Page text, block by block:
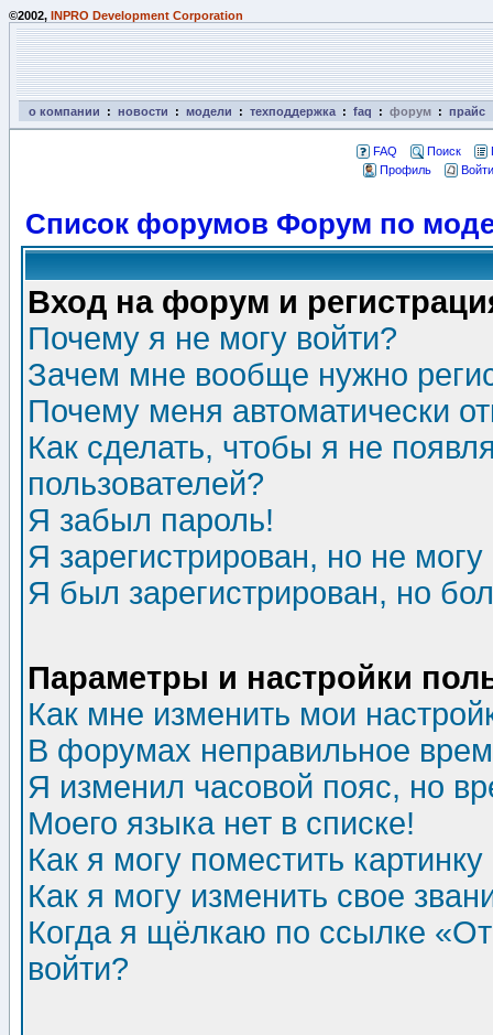
©2002, INPRO Development Corporation
о компании : новости : модели : техподдержка : faq : форум : прайс
FAQ Поиск
Профиль
Список форумов Форум по
Вход на форум и
Почему я не могу войти?
Зачем мне вообще нужно
Почему меня автоматически
Как сделать, чтобы я не
пользователей?
Я забыл пароль!
Я зарегистрирован, но не могу
Я был зарегистрирован, но
Параметры и настройки
Как мне изменить мои
В форумах неправильное
Я изменил часовой пояс, но
Моего языка нет в списке!
Как я могу поместить
Как я могу изменить свое
Когда я щёлкаю по ссылке
войти?